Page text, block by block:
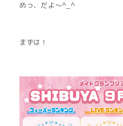
めっ、だよ〜^_^
まずは！